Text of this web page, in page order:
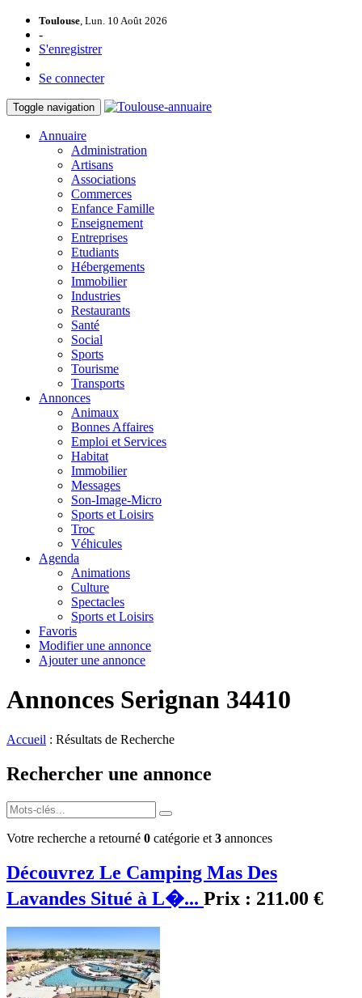
Toulouse, Lun. 10 Août 2026
-
S'enregistrer
Se connecter
Toggle navigation
Annuaire
Administration
Artisans
Associations
Commerces
Enfance Famille
Enseignement
Entreprises
Etudiants
Hébergements
Immobilier
Industries
Restaurants
Santé
Social
Sports
Tourisme
Transports
Annonces
Animaux
Bonnes Affaires
Emploi et Services
Habitat
Immobilier
Messages
Son-Image-Micro
Sports et Loisirs
Troc
Véhicules
Agenda
Animations
Culture
Spectacles
Sports et Loisirs
Favoris
Modifier une annonce
Ajouter une annonce
Annonces Serignan 34410
Accueil : Résultats de Recherche
Rechercher une annonce
Votre recherche a retourné 0 catégorie et 3 annonces
Découvrez Le Camping Mas Des
Lavandes Situé à L�... Prix : 211.00 €